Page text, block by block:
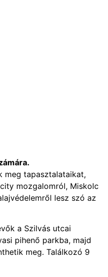
meg tapasztalataikat,
mozgalomról, Miskolc
lesz szó az
a Szilvás utcai
pihenő parkba, majd
meg. Találkozó 9